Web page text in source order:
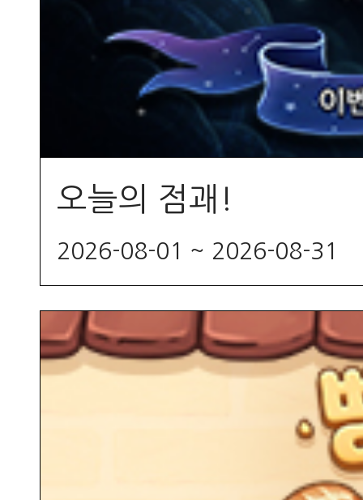
오늘의 점괘!
2026-08-01 ~ 2026-08-31